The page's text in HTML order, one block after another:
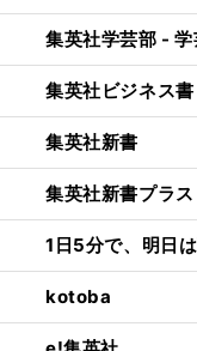
集英社学芸部 -
集英社ビジネス書
集英社新書
集英社新書プラ
1日5分で、明日
kotoba